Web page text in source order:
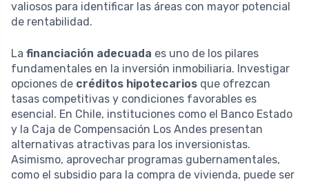
valiosos para identificar las áreas con mayor potencial
de rentabilidad.
La financiación adecuada es uno de los pilares
fundamentales en la inversión inmobiliaria. Investigar
opciones de créditos hipotecarios que ofrezcan
tasas competitivas y condiciones favorables es
esencial. En Chile, instituciones como el Banco Estado
y la Caja de Compensación Los Andes presentan
alternativas atractivas para los inversionistas.
Asimismo, aprovechar programas gubernamentales,
como el subsidio para la compra de vivienda, puede ser